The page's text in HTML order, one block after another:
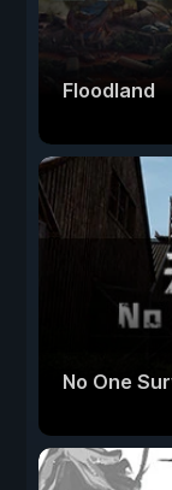
Floodland
No One